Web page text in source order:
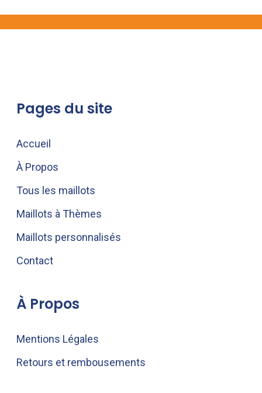
Pages du site
Accueil
À Propos
Tous les maillots
Maillots à Thèmes
Maillots personnalisés
Contact
À Propos
Mentions Légales
Retours et rembousements